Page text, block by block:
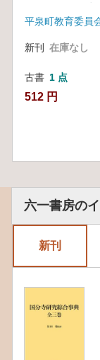
平泉町教育委員
新刊 在庫なし
古書 1 点
512 円
六一書房の
新刊